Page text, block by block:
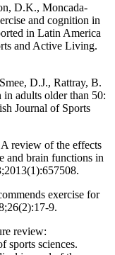
D.K., Moncada-
and cognition in
in Latin America
and Active Living.
D.J., Rattray, B.
adults older than 50:
Journal of Sports
review of the effects
and brain functions in
exercise for
9.
review:
sports sciences.